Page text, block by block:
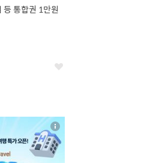
통합권 1만원
좋
상
세